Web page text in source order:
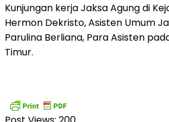
Kunjungan kerja Jaksa Agung di
Hermon Dekristo, Asisten Umum
Parulina Berliana, Para Asisten
Timur.